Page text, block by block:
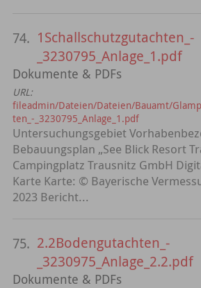
74. 1Schallschutzgutachten_-
_3230795_Anlage_1.pdf
Dokumente & PDFs
URL:
fileadmin/Dateien/Dateien/Bauamt/
ten_-_3230795_Anlage_1.pdf
Untersuchungsgebiet
Bebauungsplan „See Blick Resort
Campingplatz Trausnitz GmbH
Karte Karte: © Bayerische
2023 Bericht...
75. 2.2Bodengutachten_-
_3230975_Anlage_2.2.pdf
Dokumente & PDFs